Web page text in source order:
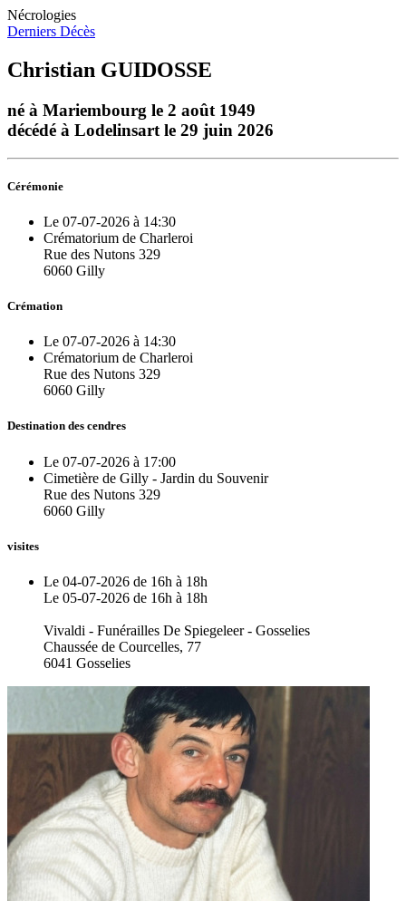
Nécrologies
Derniers Décès
Christian GUIDOSSE
né à Mariembourg le 2 août 1949
décédé à Lodelinsart le 29 juin 2026
Cérémonie
Le 07-07-2026 à 14:30
Crématorium de Charleroi
Rue des Nutons 329
6060 Gilly
Crémation
Le 07-07-2026 à 14:30
Crématorium de Charleroi
Rue des Nutons 329
6060 Gilly
Destination des cendres
Le 07-07-2026 à 17:00
Cimetière de Gilly - Jardin du Souvenir
Rue des Nutons 329
6060 Gilly
visites
Le 04-07-2026 de 16h à 18h
Le 05-07-2026 de 16h à 18h
Vivaldi - Funérailles De Spiegeleer - Gosselies
Chaussée de Courcelles, 77
6041 Gosselies